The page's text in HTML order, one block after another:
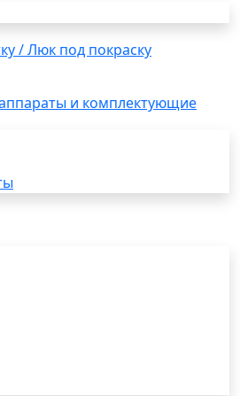
/ Люк под покраску
и комплектующие